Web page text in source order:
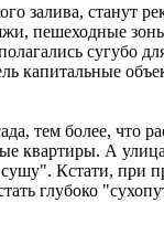
залива, станут
пешеходные
сугубо
капитальные
тем более, что
квартиры. А
сушу". Кстати, при
глубоко